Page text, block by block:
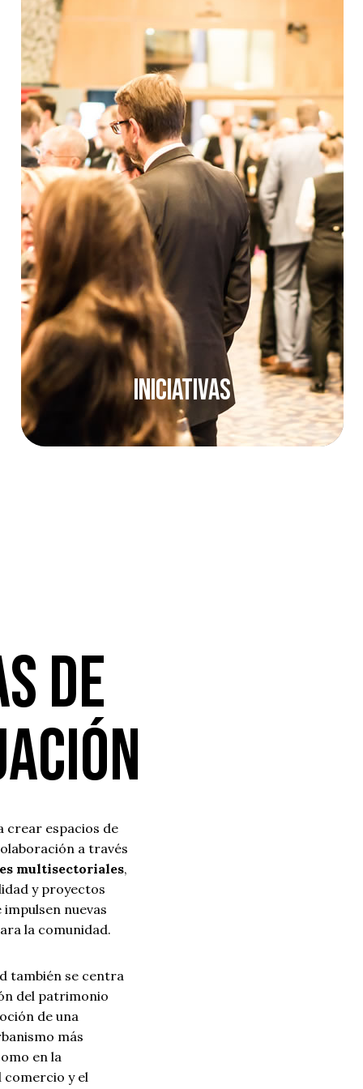
Iniciativas
de
crear espacios de
a través
multisectoriales,
y proyectos
nuevas
la comunidad.
también se centra
del patrimonio
de una
más
en la
comercio y el